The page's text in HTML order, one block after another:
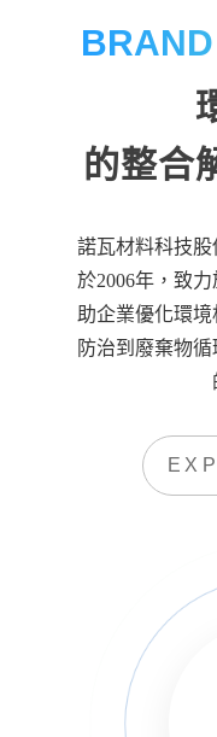
的整合
諾瓦材料科技
於2006年，致
助企業優化環
防治到廢棄物